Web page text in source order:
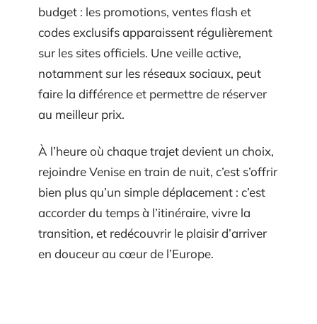
budget : les promotions, ventes flash et
codes exclusifs apparaissent régulièrement
sur les sites officiels. Une veille active,
notamment sur les réseaux sociaux, peut
faire la différence et permettre de réserver
au meilleur prix.
À l’heure où chaque trajet devient un choix,
rejoindre Venise en train de nuit, c’est s’offrir
bien plus qu’un simple déplacement : c’est
accorder du temps à l’itinéraire, vivre la
transition, et redécouvrir le plaisir d’arriver
en douceur au cœur de l’Europe.